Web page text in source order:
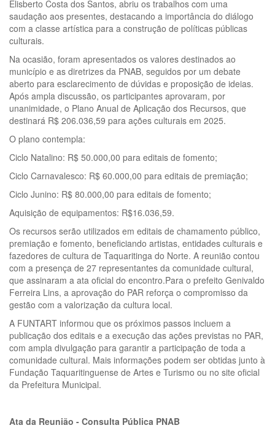
Elisberto Costa dos Santos, abriu os trabalhos com uma
saudação aos presentes, destacando a importância do diálogo
com a classe artística para a construção de políticas públicas
culturais.
Na ocasião, foram apresentados os valores destinados ao
município e as diretrizes da PNAB, seguidos por um debate
aberto para esclarecimento de dúvidas e proposição de ideias.
Após ampla discussão, os participantes aprovaram, por
unanimidade, o Plano Anual de Aplicação dos Recursos, que
destinará R$ 206.036,59 para ações culturais em 2025.
O plano contempla:
Ciclo Natalino: R$ 50.000,00 para editais de fomento;
Ciclo Carnavalesco: R$ 60.000,00 para editais de premiação;
Ciclo Junino: R$ 80.000,00 para editais de fomento;
Aquisição de equipamentos: R$16.036,59.
Os recursos serão utilizados em editais de chamamento público,
premiação e fomento, beneficiando artistas, entidades culturais e
fazedores de cultura de Taquaritinga do Norte. A reunião contou
com a presença de 27 representantes da comunidade cultural,
que assinaram a ata oficial do encontro.Para o prefeito Genivaldo
Ferreira Lins, a aprovação do PAR reforça o compromisso da
gestão com a valorização da cultura local.
A FUNTART informou que os próximos passos incluem a
publicação dos editais e a execução das ações previstas no PAR,
com ampla divulgação para garantir a participação de toda a
comunidade cultural. Mais informações podem ser obtidas junto à
Fundação Taquaritinguense de Artes e Turismo ou no site oficial
da Prefeitura Municipal.
Ata da Reunião - Consulta Pública PNAB